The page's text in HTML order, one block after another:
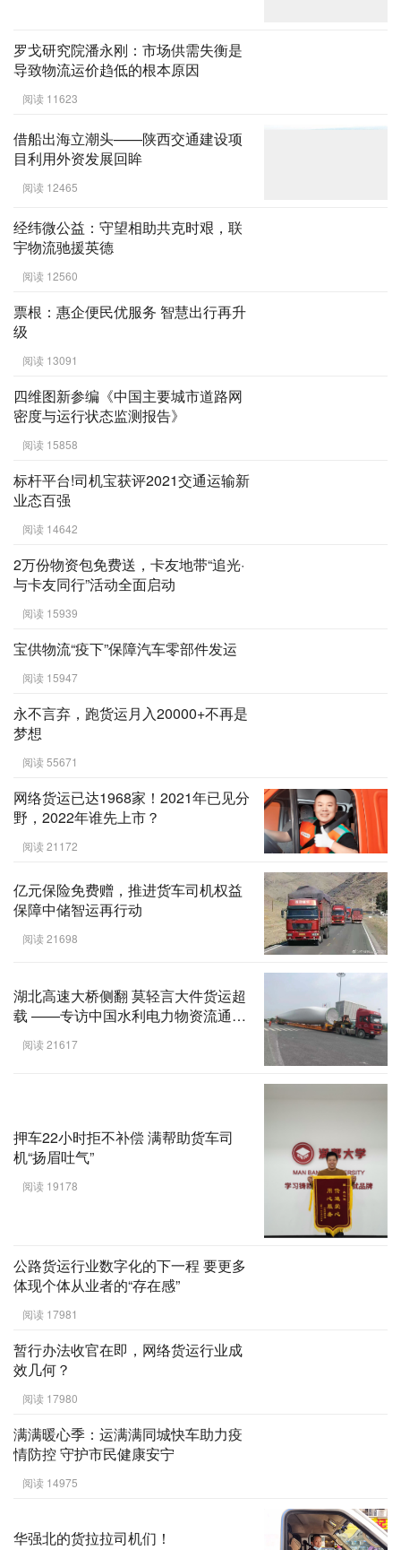
罗戈研究院潘永刚：市场供需失衡是
导致物流运价趋低的根本原因
阅读 11623
借船出海立潮头——陕西交通建设项
目利用外资发展回眸
阅读 12465
经纬微公益：守望相助共克时艰，联
宇物流驰援英德
阅读 12560
票根：惠企便民优服务 智慧出行再升
级
阅读 13091
四维图新参编《中国主要城市道路网
密度与运行状态监测报告》
阅读 15858
标杆平台!司机宝获评2021交通运输新
业态百强
阅读 14642
2万份物资包免费送，卡友地带“追光·
与卡友同行”活动全面启动
阅读 15939
宝供物流“疫下”保障汽车零部件发运
阅读 15947
永不言弃，跑货运月入20000+不再是
梦想
阅读 55671
网络货运已达1968家！2021年已见分
野，2022年谁先上市？
阅读 21172
亿元保险免费赠，推进货车司机权益
保障中储智运再行动
阅读 21698
湖北高速大桥侧翻 莫轻言大件货运超
载 ——专访中国水利电力物资流通协
会会长潘智勇
阅读 21617
押车22小时拒不补偿 满帮助货车司
机“扬眉吐气”
阅读 19178
公路货运行业数字化的下一程 要更多
体现个体从业者的“存在感”
阅读 17981
暂行办法收官在即，网络货运行业成
效几何？
阅读 17980
满满暖心季：运满满同城快车助力疫
情防控 守护市民健康安宁
阅读 14975
华强北的货拉拉司机们！